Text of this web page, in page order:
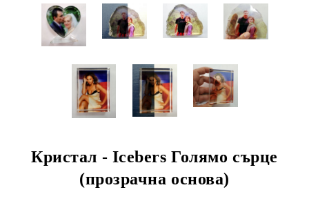
Кристал - Icebers Голямо сърце
(прозрачна основа)